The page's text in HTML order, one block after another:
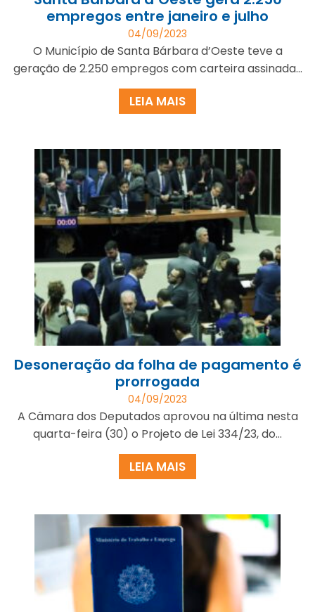
empregos entre janeiro e julho
04/09/2023
O Município de Santa Bárbara d’Oeste teve a
geração de 2.250 empregos com carteira assinada...
LEIA MAIS
Desoneração da folha de pagamento é
prorrogada
04/09/2023
A Câmara dos Deputados aprovou na última nesta
quarta-feira (30) o Projeto de Lei 334/23, do...
LEIA MAIS